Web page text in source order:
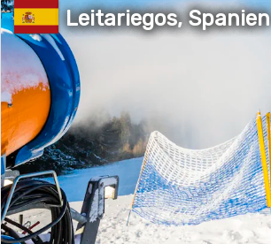
Leitariegos, Spanien